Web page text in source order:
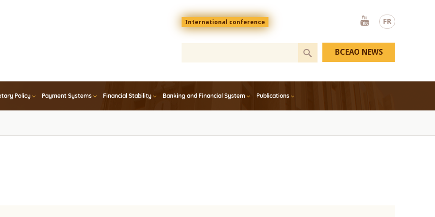
FR
Menu
top
En
International conference
Youtube
Policy Payment Systems Financial Stability Banking and Financial System Publications
BCEAO NEWS